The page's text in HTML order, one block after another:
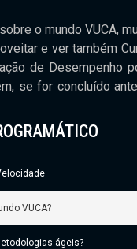
o mundo VUCA,
e ver também
de Desempenho
se for concluído
VUCA?
ágeis?